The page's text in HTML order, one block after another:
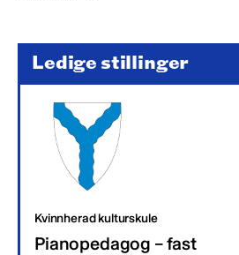
Ledige stillinger
Kvinnherad kulturskule
Pianopedagog – fast